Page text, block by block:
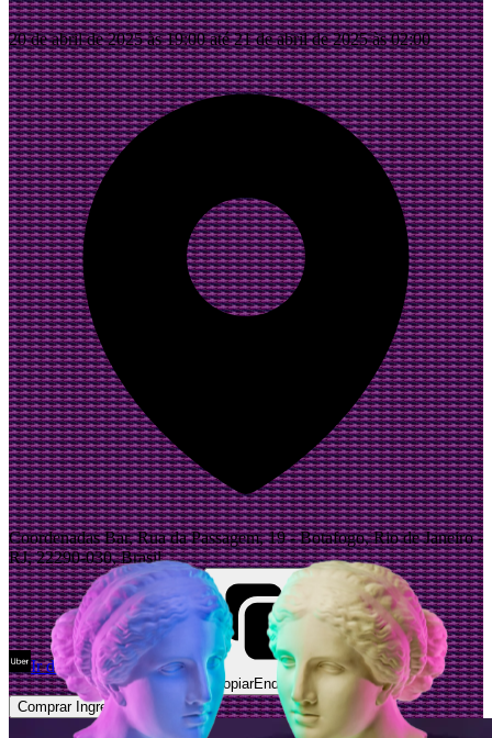
20 de abril de 2025 às 19:00 até 21 de abril de 2025 às 02:00
Coordenadas Bar, Rua da Passagem, 19 - Botafogo, Rio de Janeiro -
RJ, 22290-030, Brasil
Ir de Uber Abrir Maps
CopiarEndereço
Comprar Ingressos